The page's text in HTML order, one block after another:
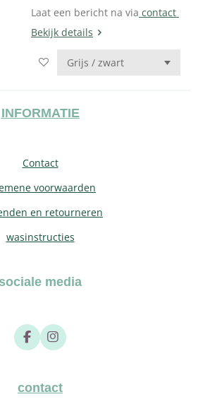
Laat een bericht na via contact
Bekijk details
INFORMATIE
Contact
voorwaarden
en retourneren
wasinstructies
sociale media
F
a
b
o
I
n
a
g
contact